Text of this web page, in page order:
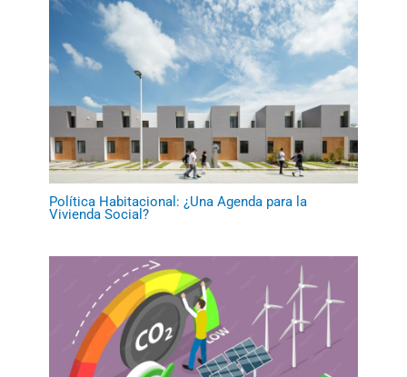
Política Habitacional: ¿Una Agenda para la
Vivienda Social?